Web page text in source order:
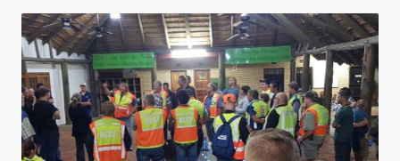
NEEM
AAN
NASIONALE
PATROLLIE
DEEL